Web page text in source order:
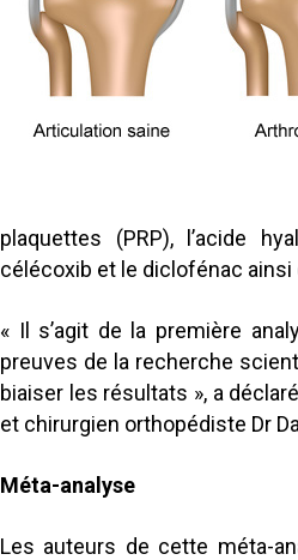
plaquettes (PRP), l’acide
célécoxib et le diclofénac ainsi
« Il s’agit de la première
preuves de la recherche
biaiser les résultats », a
et chirurgien orthopédiste Dr
Méta-analyse
Les auteurs de cette méta-